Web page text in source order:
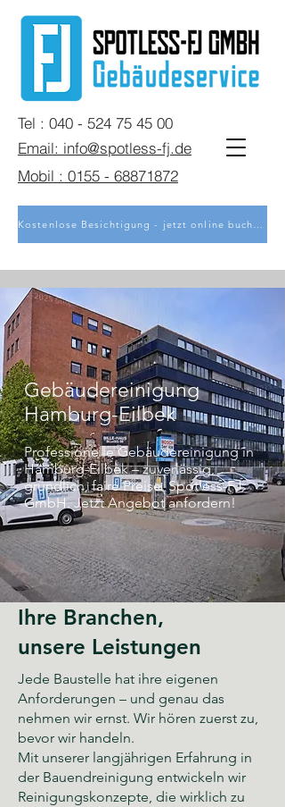
Mobil : 0155 - 68871872
Tel : 040 - 524 75 45 00
Email: info@spotless-fj.de
Kostenlose Besichtigung - jetzt online buchen
Gebäudereinigung
Hamburg-Eilbek
Professionelle Gebäudereinigung in
Hamburg-Eilbek – zuverlässig,
gründlich, faire Preise. Spotless-FJ
GmbH. Jetzt Angebot anfordern!
Ihre Branchen,
unsere Leistungen
Jede Baustelle hat ihre eigenen
Anforderungen – und genau das
nehmen wir ernst. Wir hören zuerst zu,
bevor wir handeln.
Mit unserer langjährigen Erfahrung in
der Bauendreinigung entwickeln wir
Reinigungskonzepte, die wirklich zu